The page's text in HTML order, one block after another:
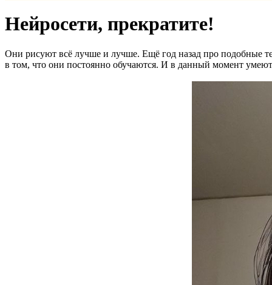
Нейросети, прекратите!
Они рисуют всё лучше и лучше. Ещё год назад про подобные
в том, что они постоянно обучаются. И в данный момент